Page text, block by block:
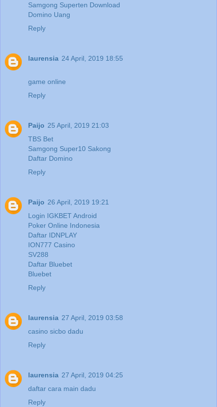
Samgong Superten Download
Domino Uang
Reply
laurensia 24 April, 2019 18:55
game online
Reply
Paijo 25 April, 2019 21:03
TBS Bet
Samgong Super10 Sakong
Daftar Domino
Reply
Paijo 26 April, 2019 19:21
Login IGKBET Android
Poker Online Indonesia
Daftar IDNPLAY
ION777 Casino
SV288
Daftar Bluebet
Bluebet
Reply
laurensia 27 April, 2019 03:58
casino sicbo dadu
Reply
laurensia 27 April, 2019 04:25
daftar cara main dadu
Reply